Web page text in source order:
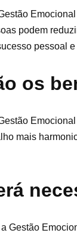
podem
pessoal
os
mais
Gestão